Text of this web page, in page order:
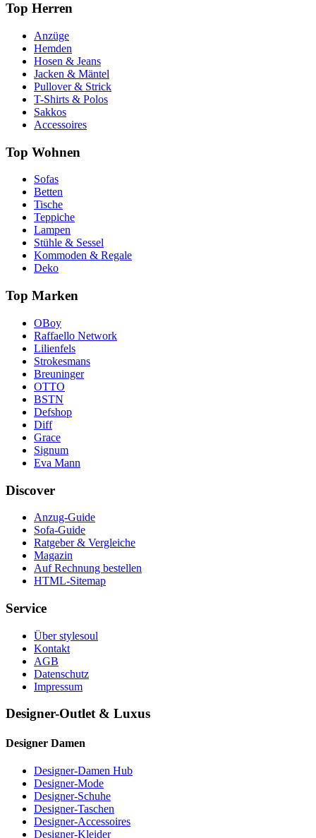
Top Herren
Anzüge
Hemden
Hosen & Jeans
Jacken & Mäntel
Pullover & Strick
T-Shirts & Polos
Sakkos
Accessoires
Top Wohnen
Sofas
Betten
Tische
Teppiche
Lampen
Stühle & Sessel
Kommoden & Regale
Deko
Top Marken
OBoy
Raffaello Network
Lilienfels
Strokesmans
Breuninger
OTTO
BSTN
Defshop
Diff
Grace
Signum
Eva Mann
Discover
Anzug-Guide
Sofa-Guide
Ratgeber & Vergleiche
Magazin
Auf Rechnung bestellen
HTML-Sitemap
Service
Über stylesoul
Kontakt
AGB
Datenschutz
Impressum
Designer-Outlet & Luxus
Designer Damen
Designer-Damen Hub
Designer-Mode
Designer-Schuhe
Designer-Taschen
Designer-Accessoires
Designer-Kleider